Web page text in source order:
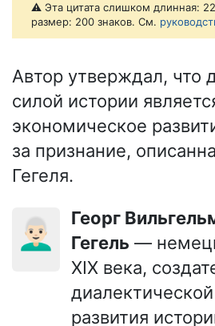
⚠️ Эта цитата слишком длинная:
размер: 200 знаков. См.
Автор утверждал, что
силой истории
экономическое
за признание,
Гегеля.
👨🏻‍🦳
Георг Вильгельм Фридрих
Гегель —
XIX века,
развития